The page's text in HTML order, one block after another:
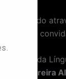
indicado
serão
Museu da
André Pereira